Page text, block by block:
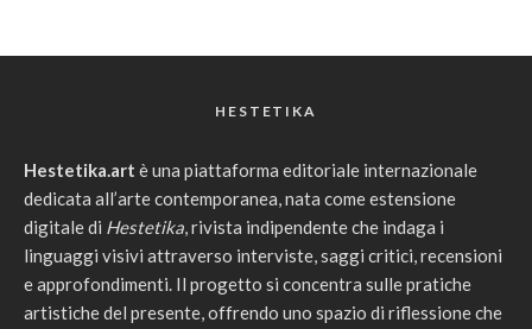
HESTETIKA
Hestetika.art è una piattaforma editoriale internazionale
dedicata all’arte contemporanea, nata come estensione
digitale di Hestetika, rivista indipendente che indaga i
linguaggi visivi attraverso interviste, saggi critici, recensioni
e approfondimenti. Il progetto si concentra sulle pratiche
artistiche del presente, offrendo uno spazio di riflessione che